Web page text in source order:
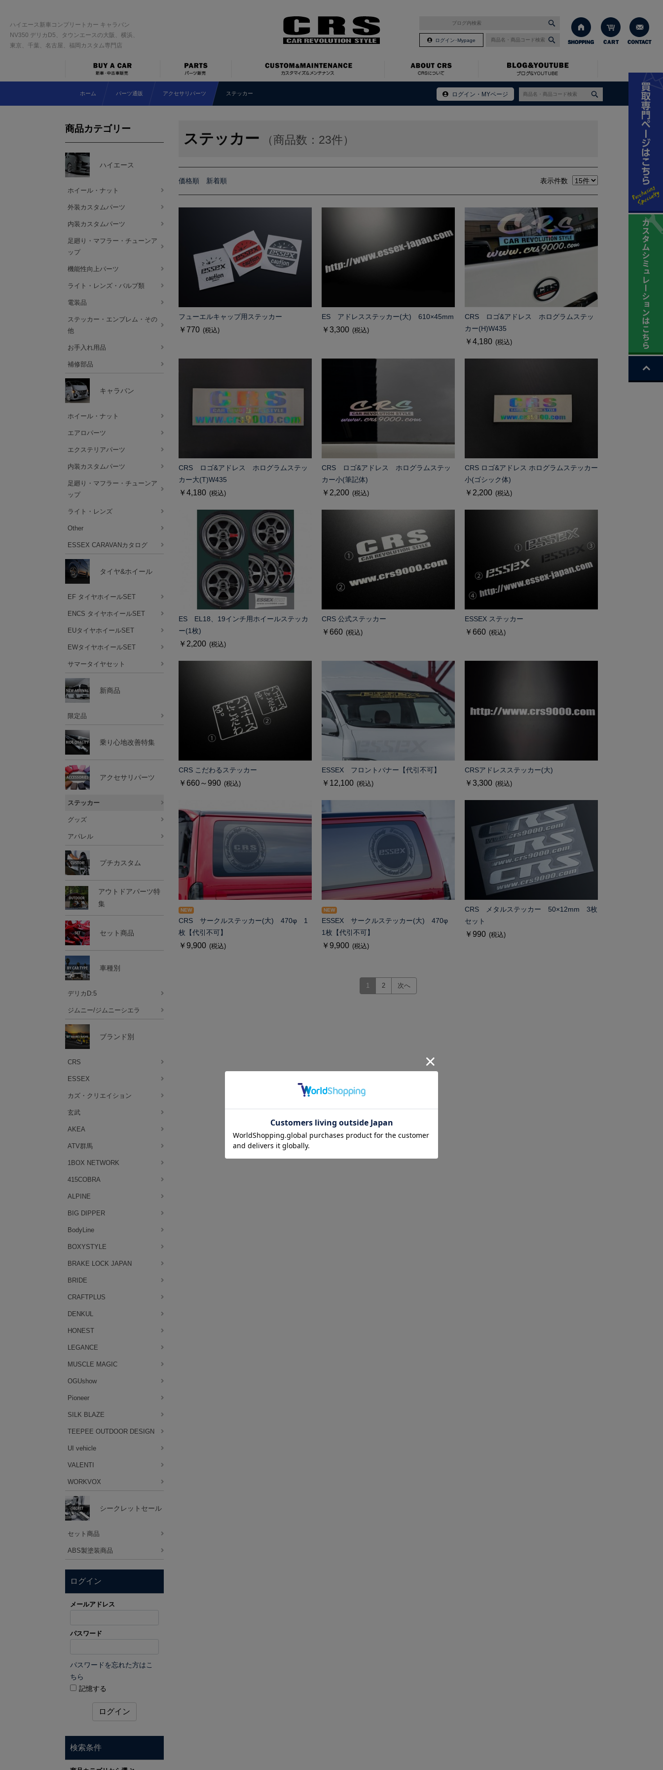
ハイエース新車コンプリートカー キャラバン
NV350 デリカD5、タウンエースの大阪、横浜、
東京、千葉、名古屋、福岡カスタム専門店
ログイン･Mypage
ログイン・MYページ
ホーム パーツ通販 アクセサリパーツ ステッカー
ステッカー （商品数：23件）
価格順 新着順 表示件数
フューエルキャップ用ステッカー
￥770 (税込)
ES アドレスステッカー(大) 610×45mm
￥3,300 (税込)
CRS ロゴ&アドレス ホログラムステッ
カー(H)W435
￥4,180 (税込)
CRS ロゴ&アドレス ホログラムステッ
カー大(T)W435
￥4,180 (税込)
CRS ロゴ&アドレス ホログラムステッ
カー小(筆記体)
￥2,200 (税込)
CRS ロゴ&アドレス ホログラムステッカー
小(ゴシック体)
￥2,200 (税込)
ES EL18、19インチ用ホイールステッカ
ー(1枚)
￥2,200 (税込)
CRS 公式ステッカー
￥660 (税込)
ESSEX ステッカー
￥660 (税込)
CRS こだわるステッカー
￥660～990 (税込)
ESSEX フロントバナー【代引不可】
￥12,100 (税込)
CRSアドレスステッカー(大)
￥3,300 (税込)
NEW
CRS サークルステッカー(大) 470φ 1
枚【代引不可】
￥9,900 (税込)
NEW
ESSEX サークルステッカー(大) 470φ
1枚【代引不可】
￥9,900 (税込)
CRS メタルステッカー 50×12mm 3枚
セット
￥990 (税込)
1 2 次へ
商品カテゴリー
ハイエース
ホイール・ナット
外装カスタムパーツ
内装カスタムパーツ
足廻り・マフラー・チューンア
ップ
機能性向上パーツ
ライト・レンズ・バルブ類
電装品
ステッカー・エンブレム・その
他
お手入れ用品
補修部品
キャラバン
ホイール・ナット
エアロパーツ
エクステリアパーツ
内装カスタムパーツ
足廻り・マフラー・チューンア
ップ
ライト・レンズ
Other
ESSEX CARAVANカタログ
タイヤ&ホイール
EF タイヤホイールSET
ENCS タイヤホイールSET
EUタイヤホイールSET
EWタイヤホイールSET
サマータイヤセット
新商品
限定品
乗り心地改善特集
アクセサリパーツ
ステッカー
グッズ
アパレル
プチカスタム
アウトドアパーツ特
集
セット商品
車種別
デリカD:5
ジムニー/ジムニーシエラ
ブランド別
CRS
ESSEX
カズ・クリエイション
玄武
AKEA
ATV群馬
1BOX NETWORK
415COBRA
ALPINE
BIG DIPPER
BodyLine
BOXYSTYLE
BRAKE LOCK JAPAN
BRIDE
CRAFTPLUS
DENKUL
HONEST
LEGANCE
MUSCLE MAGIC
OGUshow
Pioneer
SILK BLAZE
TEEPEE OUTDOOR DESIGN
UI vehicle
VALENTI
WORKVOX
シークレットセール
セット商品
ABS製塗装商品
ログイン
メールアドレス
パスワード
パスワードを忘れた方はこ
ちら
記憶する
ログイン
検索条件